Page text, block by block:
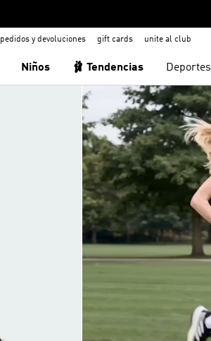
pedidos y devoluciones gift cards unite al club
Niños 🩰 Tendencias Deportes